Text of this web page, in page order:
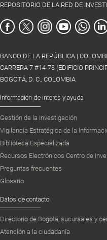
REPOSITORIO DE LA RED DE
BANCO DE LA REPÚBLICA |
CARRERA 7 #14-78 (EDIFICIO
BOGOTÁ, D. C., COLOMBIA
Información de interés y ayuda
Gestión de la Investigación
Vigilancia Estratégica de la
Biblioteca Especializada
Recursos Electrónicos Centro de
Preguntas frecuentes
Glosario
Datos de contacto
Directorio de Bogotá, sucursales y
Atención a la ciudadanía